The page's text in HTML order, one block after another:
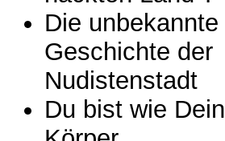
Die unbekannte
Geschichte der
Nudistenstadt
Du bist wie Dein